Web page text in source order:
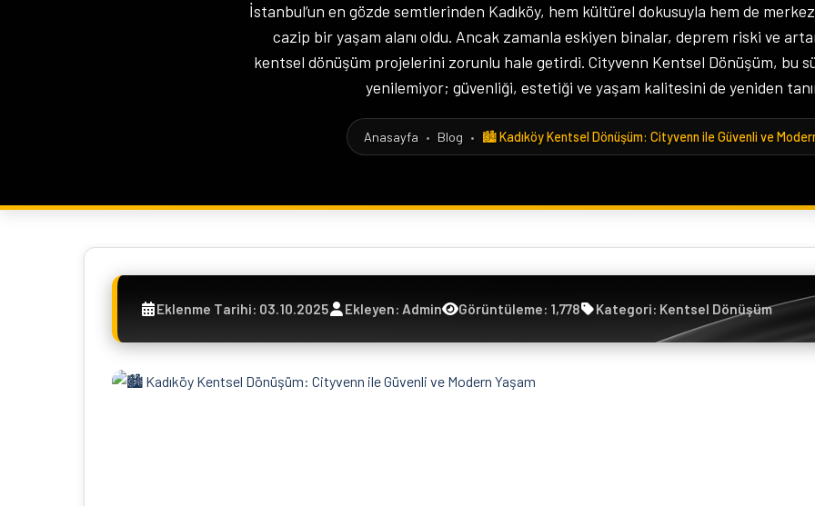
İstanbul’un en gözde semtlerinden Kadıköy, hem kültürel dokusuyla hem de
cazip bir yaşam alanı oldu. Ancak zamanla eskiyen binalar, deprem riski ve
kentsel dönüşüm projelerini zorunlu hale getirdi. Cityvenn Kentsel Dönüşüm, bu
yenilemiyor; güvenliği, estetiği ve yaşam kalitesini de yeniden
Anasayfa • Blog • 🏙️ Kadıköy Kentsel Dönüşüm: Cityvenn ile Güvenli ve
Eklenme Tarihi: 03.10.2025 Ekleyen: Admin Görüntüleme: 1,778 Kategori: Kentsel Dönüşüm